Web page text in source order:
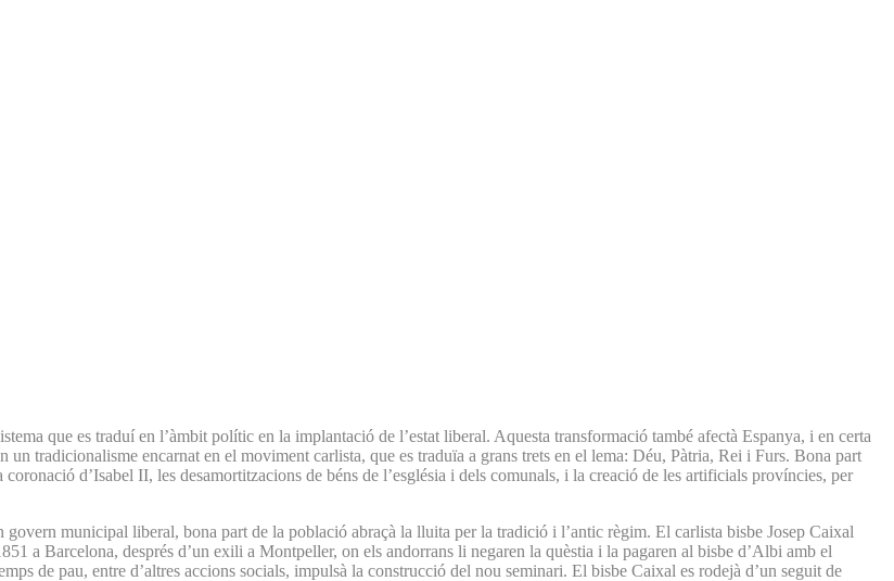
que es traduí en l’àmbit polític en la implantació de l’estat liberal. Aquesta transformació també afectà Espanya, i en certa
tradicionalisme encarnat en el moviment carlista, que es traduïa a grans trets en el lema: Déu, Pàtria, Rei i Furs. Bona part
d’Isabel II, les desamortitzacions de béns de l’església i dels comunals, i la creació de les artificials províncies, per
municipal liberal, bona part de la població abraçà la lluita per la tradició i l’antic règim. El carlista bisbe Josep Caixal
a Barcelona, després d’un exili a Montpeller, on els andorrans li negaren la quèstia i la pagaren al bisbe d’Albi amb el
de pau, entre d’altres accions socials, impulsà la construcció del nou seminari. El bisbe Caixal es rodejà d’un seguit de